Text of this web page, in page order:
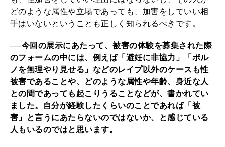
どのような属性や立場であっても、加害をしていい相
手はいないということも正しく知られるべきです。
──今回の展示にあたって、被害の体験を募集された際
のフォームの中には、例えば「避妊に非協力」「ポル
ノを無理やり見せる」などのレイプ以外のケースも性
被害であることや、どのような属性や年齢、身近な人
との間であっても起こりうることなどが、書かれてい
ました。自分が経験したくらいのことであれば「被
害」と言うにあたらないのではないか、と感じている
人もいるのではと思います。